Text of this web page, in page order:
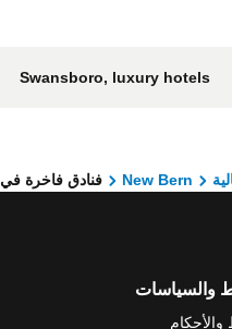
Swansboro, luxury hotels
New Bern فنادق فاخرة في New Bern
والسياسات